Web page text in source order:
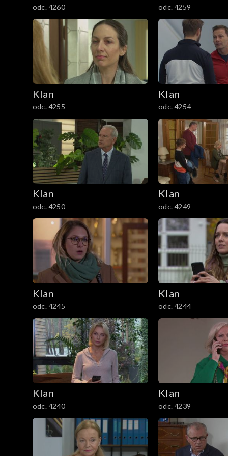
1101–1200
1001–1100
901–1000
801–900
701–800
601–700
501–600
401–500
301–400
201–300
101–200
1–100
odc. 4260 odc. 4259
Klan
odc. 4255
Klan
odc. 4254
Klan
odc. 4250
Klan
odc. 4249
Klan
odc. 4245
Klan
odc. 4244
Klan
odc. 4240
Klan
odc. 4239